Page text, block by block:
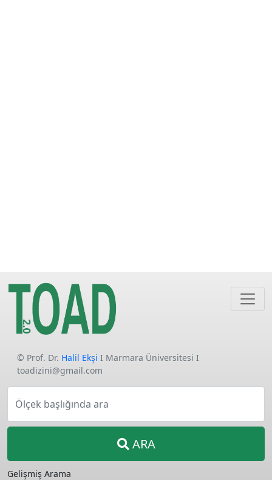
© Prof. Dr. Halil Ekşi I Marmara Üniversitesi I
toadizini@gmail.com
Ölçek başlığında ara
ARA
Gelişmiş Arama